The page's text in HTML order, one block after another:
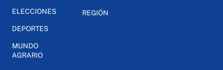
ELECCIONES
DEPORTES
MUNDO
AGRARIO
REGIÓN